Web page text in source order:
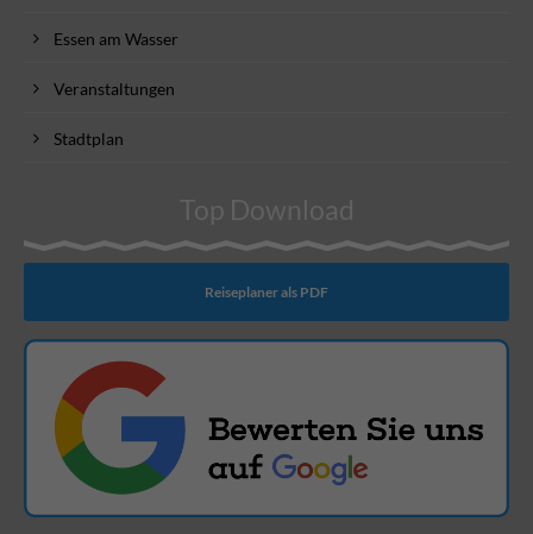
Essen am Wasser
Veranstaltungen
Stadtplan
Top Download
Reiseplaner als PDF